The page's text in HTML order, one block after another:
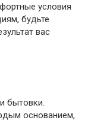
условия
будьте
вас
бытовки.
основанием,